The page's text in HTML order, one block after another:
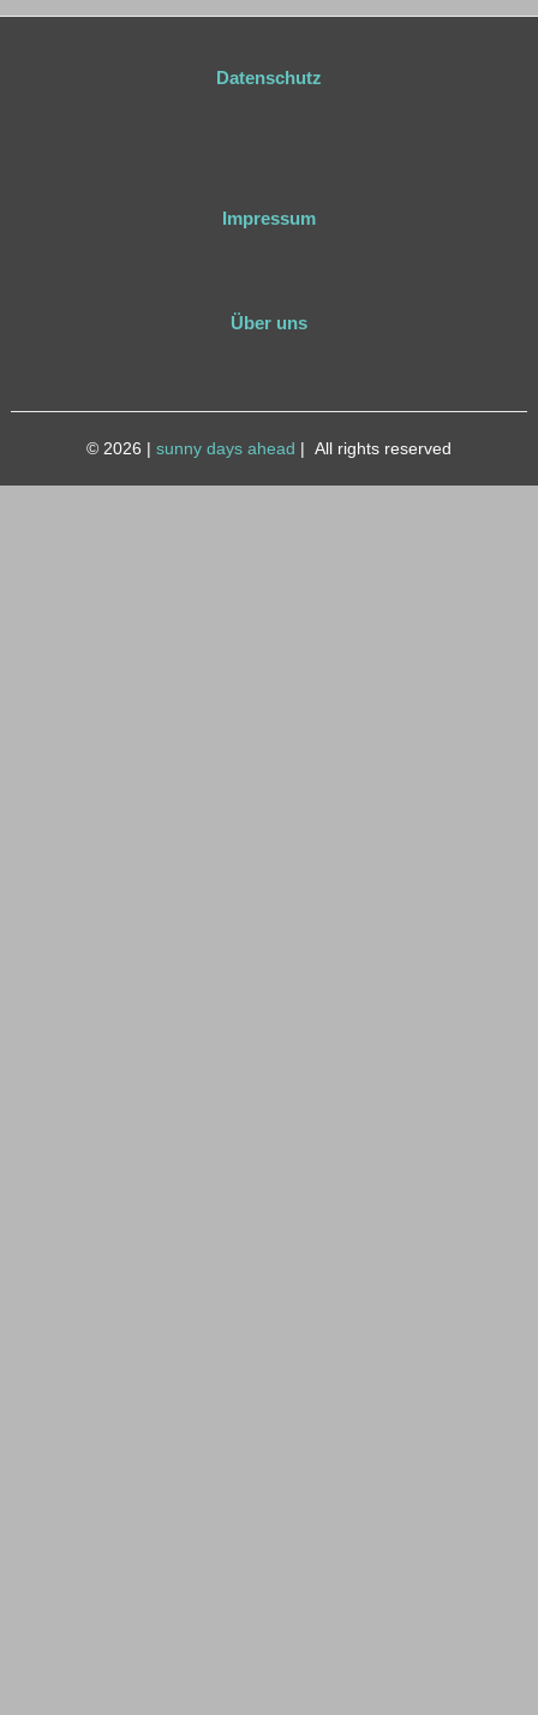
Datenschutz
Impressum
Über uns
© 2026 | sunny days ahead | All rights reserved